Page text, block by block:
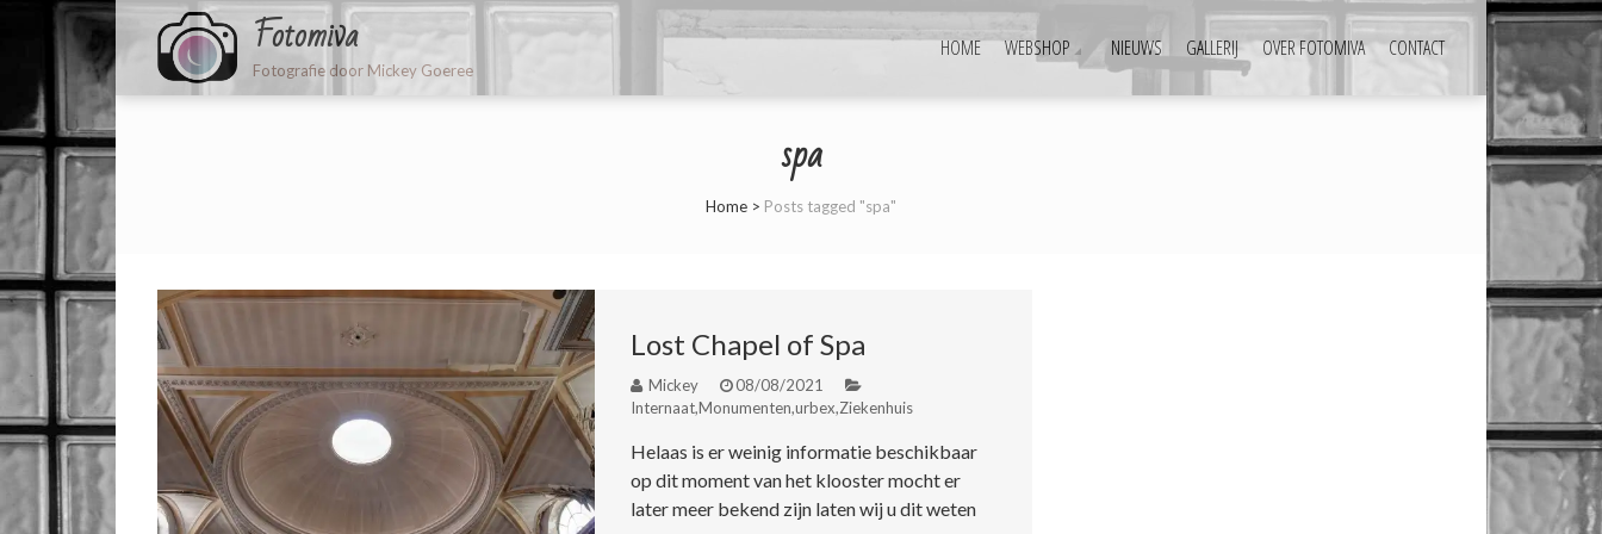
Fotomiva
Fotografie door Mickey Goeree
HOME WEBSHOP NIEUWS GALLERIJ OVER FOTOMIVA CONTACT
spa
Home > Posts tagged "spa"
Lost Chapel of Spa
Mickey
08/08/2021
Internaat,Monumenten,urbex,Ziekenhuis
Helaas is er weinig informatie beschikbaar
op dit moment van het klooster mocht er
later meer bekend zijn laten wij u dit weten